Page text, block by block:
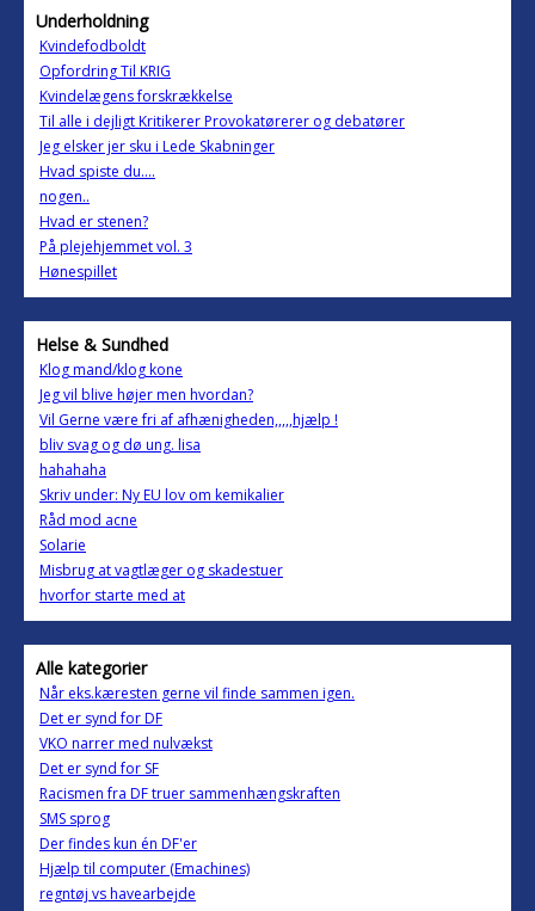
Underholdning
Kvindefodboldt
Opfordring Til KRIG
Kvindelægens forskrækkelse
Til alle i dejligt Kritikerer Provokatørerer og debatører
Jeg elsker jer sku i Lede Skabninger
Hvad spiste du....
nogen..
Hvad er stenen?
På plejehjemmet vol. 3
Hønespillet
Helse & Sundhed
Klog mand/klog kone
Jeg vil blive højer men hvordan?
Vil Gerne være fri af afhænigheden,,,,,hjælp !
bliv svag og dø ung. lisa
hahahaha
Skriv under: Ny EU lov om kemikalier
Råd mod acne
Solarie
Misbrug at vagtlæger og skadestuer
hvorfor starte med at
Alle kategorier
Når eks.kæresten gerne vil finde sammen igen.
Det er synd for DF
VKO narrer med nulvækst
Det er synd for SF
Racismen fra DF truer sammenhængskraften
SMS sprog
Der findes kun én DF'er
Hjælp til computer (Emachines)
regntøj vs havearbejde